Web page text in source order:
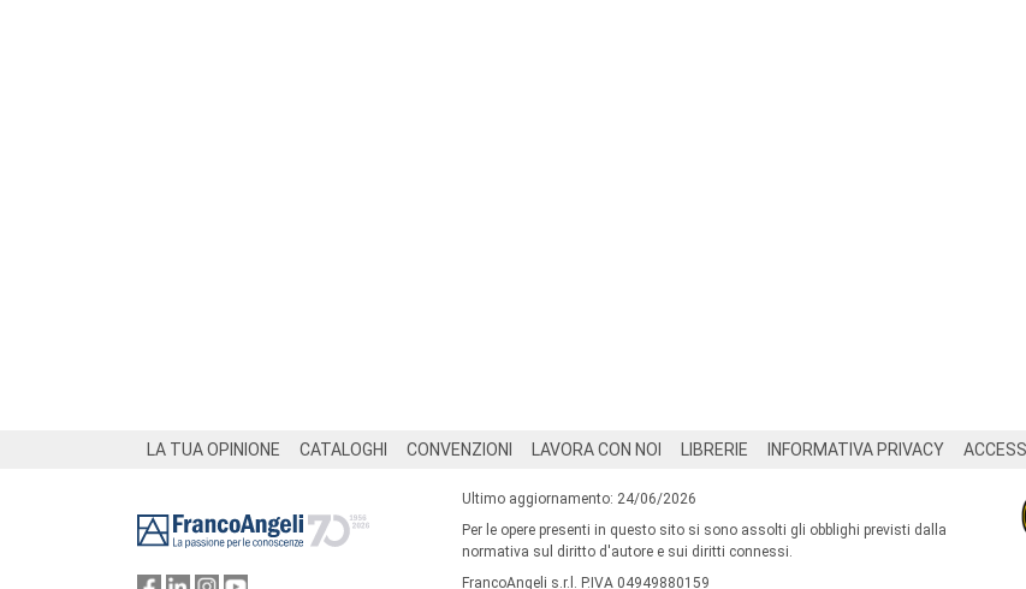
LA TUA OPINIONE CATALOGHI CONVENZIONI LAVORA CON NOI LIBRERIE INFORMATIVA PRIVACY
Ultimo aggiornamento: 24/06/2026
Per le opere presenti in questo sito si sono assolti gli obblighi previsti dalla
normativa sul diritto d'autore e sui diritti connessi.
FrancoAngeli s.r.l. P.IVA 04949880159